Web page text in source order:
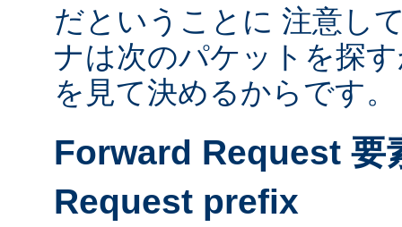
だということに 注意し
ナは次のパケットを探
を見て決めるからです。
Forward Request 要
Request prefix